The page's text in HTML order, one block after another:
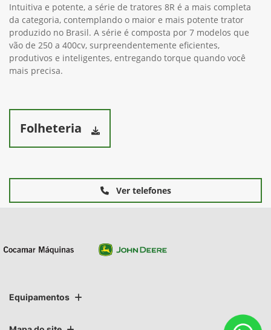
Intuitiva e potente, a série de tratores 8R é a mais completa
da categoria, contemplando o maior e mais potente trator
produzido no Brasil. A série é composta por 7 modelos que
vão de 250 a 400cv, surpreendentemente eficientes,
produtivos e inteligentes, entregando torque quando você
mais precisa.
Folheteria
Ver telefones
Equipamentos